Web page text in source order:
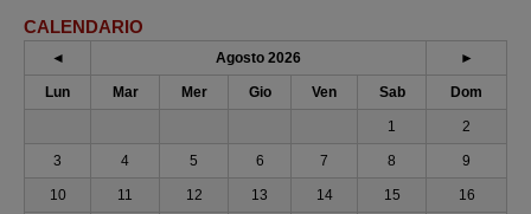
CALENDARIO
◄ Agosto 2026 ►
Lun Mar Mer Gio Ven Sab Dom
1 2
3 4 5 6 7 8 9
10 11 12 13 14 15 16